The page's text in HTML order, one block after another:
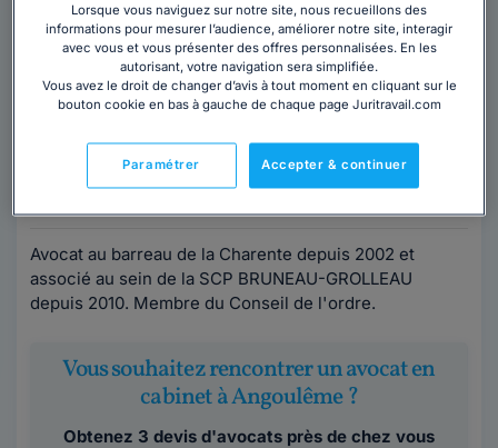
Maître Sébastien GROLLEAU
Avocat au barreau de Charente
Charente,Angoulême, 16000
Contacter cet avocat
Avocat au barreau de la Charente depuis 2002 et
associé au sein de la SCP BRUNEAU-GROLLEAU
depuis 2010. Membre du Conseil de l'ordre.
Vous souhaitez rencontrer un avocat en
cabinet à Angoulême ?
Obtenez 3 devis d'avocats près de chez vous
Lorsque vous naviguez sur notre site, nous recueillons des
informations pour mesurer l’audience, améliorer notre site, interagir
avec vous et vous présenter des offres personnalisées. En les
autorisant, votre navigation sera simplifiée.
Vous avez le droit de changer d’avis à tout moment en cliquant sur le
bouton cookie en bas à gauche de chaque page Juritravail.com
Accepter & continuer
Paramétrer